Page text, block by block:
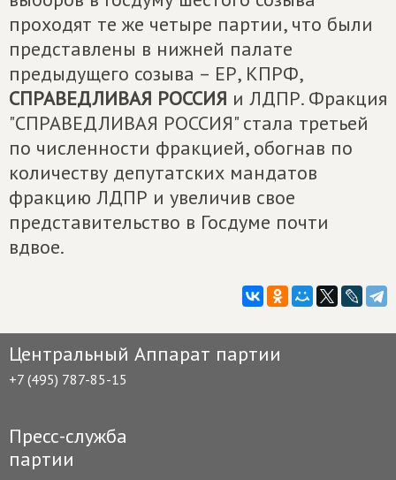
проходят те же четыре партии, что были
представлены в нижней палате
предыдущего созыва – ЕР, КПРФ,
СПРАВЕДЛИВАЯ РОССИЯ и ЛДПР. Фракция
"СПРАВЕДЛИВАЯ РОССИЯ" стала третьей
по численности фракцией, обогнав по
количеству депутатских мандатов
фракцию ЛДПР и увеличив свое
представительство в Госдуме почти
вдвое.
Центральный Аппарат партии
+7 (495) 787-85-15
Пресс-служба
партии